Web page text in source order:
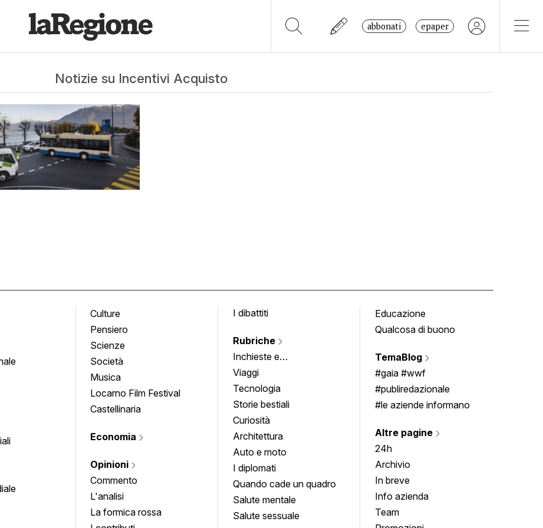
abbonati epaper
Notizie su Incentivi Acquisto
Culture
Pensiero
Scienze
Società
Musica
Locarno Film Festival
Castellinaria
Economia
Opinioni
Commento
L'analisi
La formica rossa
I dibattiti
Rubriche
Inchieste e
approfondimenti
Viaggi
Tecnologia
Storie bestiali
Curiosità
Architettura
Auto e moto
I diplomati
Quando cade un quadro
Salute mentale
Salute sessuale
Educazione
Qualcosa di buono
TemaBlog
#gaia #wwf
#publiredazionale
#le aziende informano
Altre pagine
24h
Archivio
In breve
Info azienda
Team